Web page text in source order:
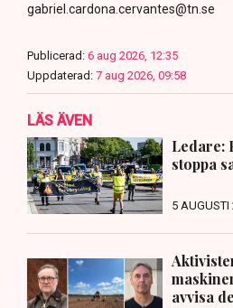
gabriel.cardona.cervantes@tn.se
Publicerad: 6 aug 2026, 12:35
Uppdaterad: 7 aug 2026, 09:58
LÄS ÄVEN
Ledare:
stoppa
5 AUGUSTI
avvisa